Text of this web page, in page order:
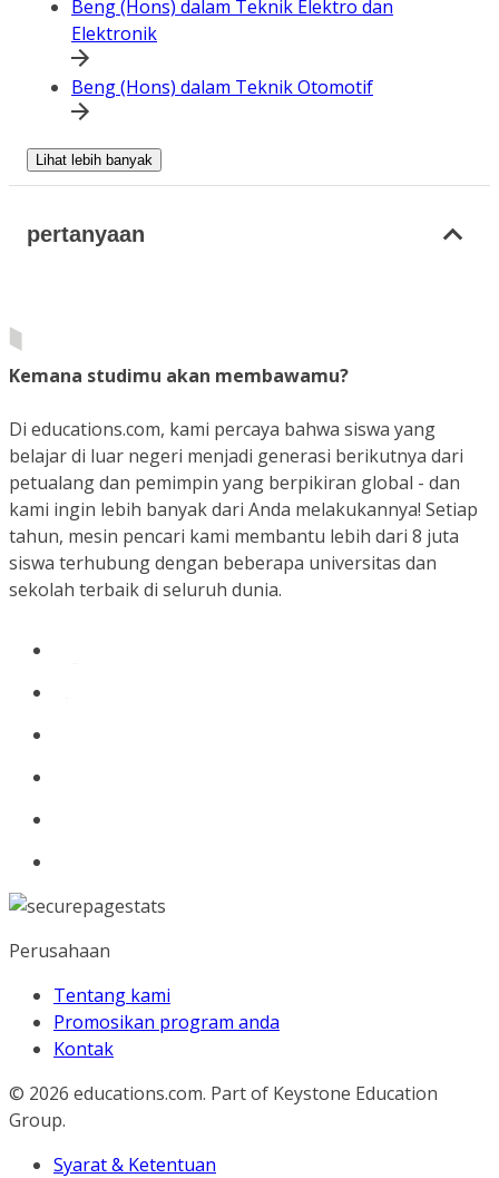
Beng (Hons) dalam Teknik Elektro dan
Elektronik
Beng (Hons) dalam Teknik Otomotif
Lihat lebih banyak
pertanyaan
Kemana studimu akan membawamu?
Di educations.com, kami percaya bahwa siswa yang
belajar di luar negeri menjadi generasi berikutnya dari
petualang dan pemimpin yang berpikiran global - dan
kami ingin lebih banyak dari Anda melakukannya! Setiap
tahun, mesin pencari kami membantu lebih dari 8 juta
siswa terhubung dengan beberapa universitas dan
sekolah terbaik di seluruh dunia.
Perusahaan
Tentang kami
Promosikan program anda
Kontak
© 2026 educations.com. Part of Keystone Education
Group.
Syarat & Ketentuan